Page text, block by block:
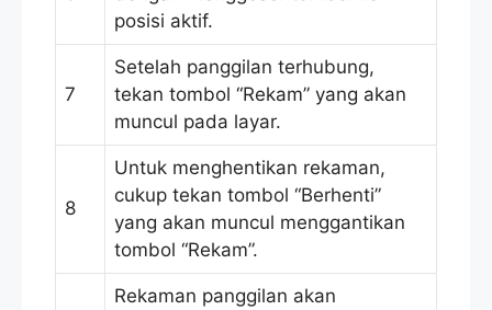
posisi aktif.
7
Setelah panggilan terhubung,
tekan tombol “Rekam” yang akan
muncul pada layar.
8
Untuk menghentikan rekaman,
cukup tekan tombol “Berhenti”
yang akan muncul menggantikan
tombol “Rekam”.
Rekaman panggilan akan